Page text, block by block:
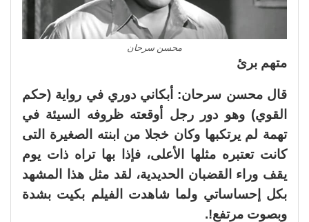
محسن سرحان
متهم برئ
قال محسن سرحان: أبكاني دوري في رواية (حكم
القوي) وهو دور رجل أوقعته ظروفه السيئة في
تهمة لم يرتكبها وكان خجلا من ابنته الصغيرة التى
كانت تعتبره مثلها الأعلى، فإذا بها تراه ذات يوم
يقف وراء القضبان الحديدية، لقد مثل هذا المشهد
بكل إحساساتي ولما شاهدت الفيلم بكيت بشدة
وبصوت مرتفع!.